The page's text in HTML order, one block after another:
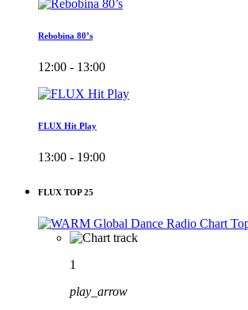
Rebobina 80’s
12:00 - 13:00
FLUX Hit Play
13:00 - 19:00
FLUX TOP 25
1
play_arrow